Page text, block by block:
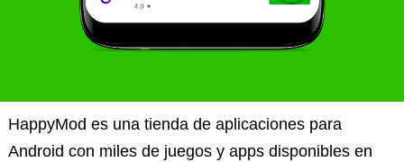
HappyMod es una tienda de aplicaciones para
Android con miles de juegos y apps disponibles en